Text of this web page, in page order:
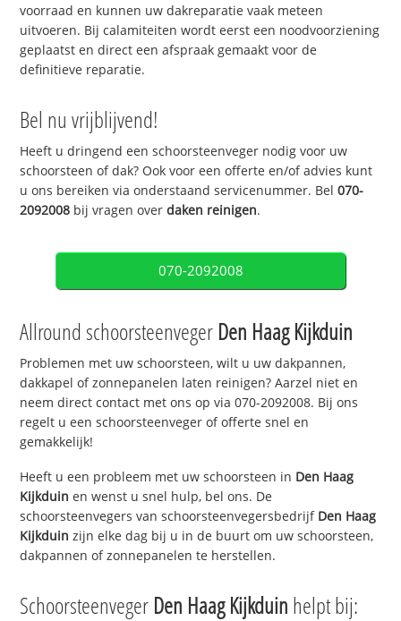
voorraad en kunnen uw dakreparatie vaak meteen
uitvoeren. Bij calamiteiten wordt eerst een noodvoorziening
geplaatst en direct een afspraak gemaakt voor de
definitieve reparatie.
Bel nu vrijblijvend!
Heeft u dringend een schoorsteenveger nodig voor uw
schoorsteen of dak? Ook voor een offerte en/of advies kunt
u ons bereiken via onderstaand servicenummer. Bel070-
2092008 bij vragen overdaken reinigen.
070-2092008
Allround schoorsteenveger Den Haag Kijkduin
Problemen met uw schoorsteen, wilt u uw dakpannen,
dakkapel of zonnepanelen laten reinigen? Aarzel niet en
neem direct contact met ons op via 070-2092008. Bij ons
regelt u een schoorsteenveger of offerte snel en
gemakkelijk!
Heeft u een probleem met uw schoorsteen in Den Haag
Kijkduin en wenst u snel hulp, bel ons. De
schoorsteenvegers van schoorsteenvegersbedrijf Den Haag
Kijkduin zijn elke dag bij u in de buurt om uw schoorsteen,
dakpannen of zonnepanelen te herstellen.
Schoorsteenveger Den Haag Kijkduin helpt bij: